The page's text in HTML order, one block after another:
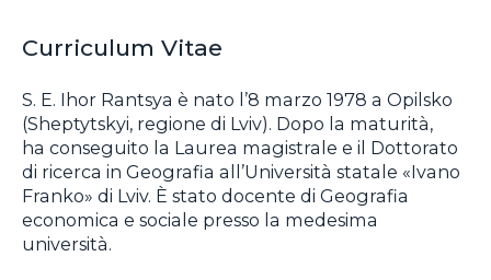
Curriculum Vitae
S. E. Ihor Rantsya è nato l’8 marzo 1978 a Opilsko
(Sheptytskyi, regione di Lviv). Dopo la maturità,
ha conseguito la Laurea magistrale e il Dottorato
di ricerca in Geografia all’Università statale «Ivano
Franko» di Lviv. È stato docente di Geografia
economica e sociale presso la medesima
università.